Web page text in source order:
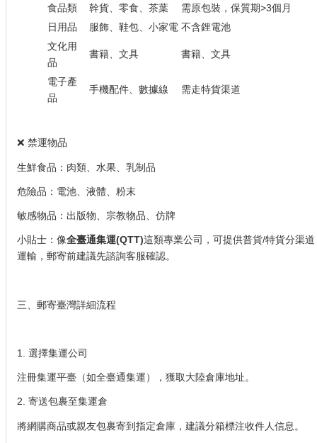
食品類
幹貨、零食、茶葉
需原包裝，保質期>3個月
日用品
服飾、鞋包、小家電 不含鋰電池
文化用
品
書籍、文具 書籍、文具
電子產
品
手機配件、數據線 需走特貨渠道
❌ 禁運物品
生鮮食品：肉類、水果、乳制品
危險品：電池、液體、粉末
敏感物品：出版物、宗教物品、仿牌
小貼士：像全臺通集運(QTT)這類專業公司，可提供普貨/特貨分渠道
運輸，郵寄前建議先諮詢客服確認。
三、郵寄臺灣詳細流程
1. 選擇集運公司
注冊集運平臺（如全臺通集運），獲取大陸倉庫地址。
2. 寄送包裹至集運倉
將網購商品或親友包裹寄到指定倉庫，建議分箱標注收件人信息。